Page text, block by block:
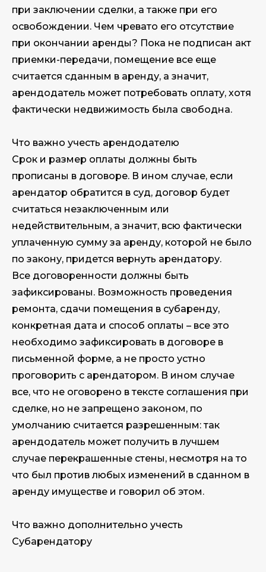
при заключении сделки, а также при его
освобождении. Чем чревато его отсутствие
при окончании аренды? Пока не подписан акт
приемки-передачи, помещение все еще
считается сданным в аренду, а значит,
арендодатель может потребовать оплату, хотя
фактически недвижимость была свободна.
Что важно учесть арендодателю
Срок и размер оплаты должны быть
прописаны в договоре. В ином случае, если
арендатор обратится в суд, договор будет
считаться незаключенным или
недействительным, а значит, всю фактически
уплаченную сумму за аренду, которой не было
по закону, придется вернуть арендатору.
Все договоренности должны быть
зафиксированы. Возможность проведения
ремонта, сдачи помещения в субаренду,
конкретная дата и способ оплаты – все это
необходимо зафиксировать в договоре в
письменной форме, а не просто устно
проговорить с арендатором. В ином случае
все, что не оговорено в тексте соглашения при
сделке, но не запрещено законом, по
умолчанию считается разрешенным: так
арендодатель может получить в лучшем
случае перекрашенные стены, несмотря на то
что был против любых изменений в сданном в
аренду имуществе и говорил об этом.
Что важно дополнительно учесть
Субарендатору